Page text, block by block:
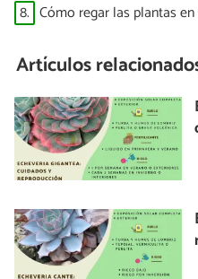
8. Cómo regar las plantas
Artículos